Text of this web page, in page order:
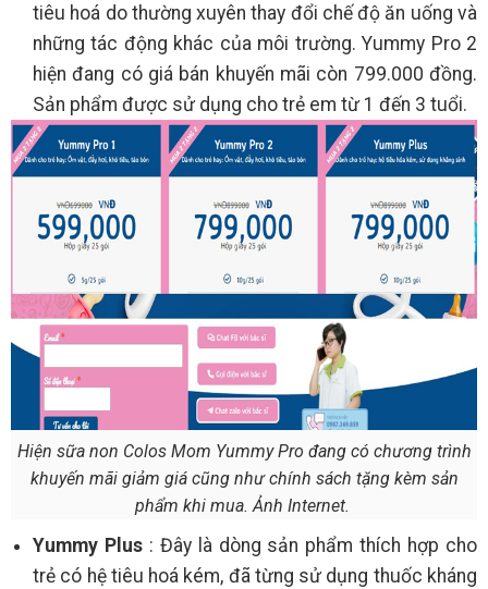
tiêu hoá do thường xuyên thay đổi chế độ ăn uống và
những tác động khác của môi trường. Yummy Pro 2
hiện đang có giá bán khuyến mãi còn 799.000 đồng.
Sản phẩm được sử dụng cho trẻ em từ 1 đến 3 tuổi.
Hiện sữa non Colos Mom Yummy Pro đang có chương trình
khuyến mãi giảm giá cũng như chính sách tặng kèm sản
phẩm khi mua. Ảnh Internet.
Yummy Plus: Đây là dòng sản phẩm thích hợp cho
trẻ có hệ tiêu hoá kém, đã từng sử dụng thuốc kháng